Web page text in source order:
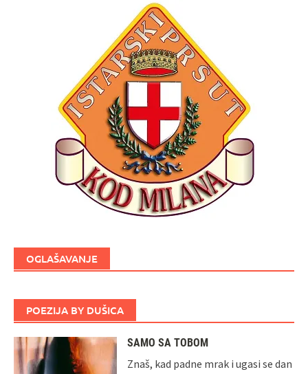
OGLAŠAVANJE
POEZIJA BY DUŠICA
SAMO SA TOBOM
Znaš, kad padne mrak i ugasi se dan